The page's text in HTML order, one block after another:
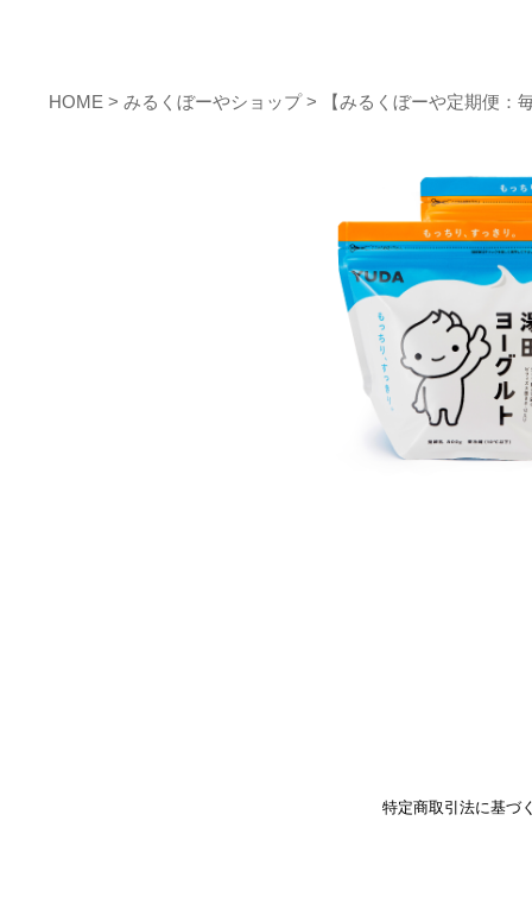
HOME>みるくぼーやショップ > 【みるくぼーや定期便：
特定商取引法に基づ